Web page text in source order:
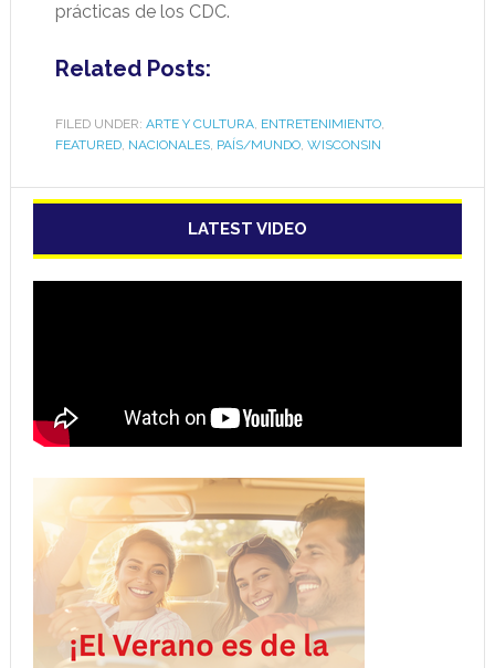
prácticas de los CDC.
Related Posts:
FILED UNDER: ARTE Y CULTURA, ENTRETENIMIENTO,
FEATURED, NACIONALES, PAÍS/MUNDO, WISCONSIN
LATEST VIDEO